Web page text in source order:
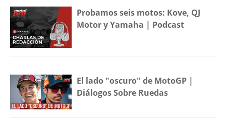
Probamos seis motos: Kove, QJ
Motor y Yamaha | Podcast
El lado "oscuro" de MotoGP |
Diálogos Sobre Ruedas